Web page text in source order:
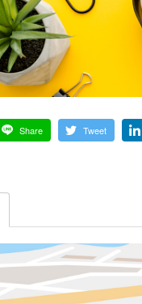
Share Tweet